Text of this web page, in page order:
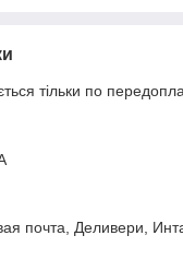
тільки по
почта, Деливери,